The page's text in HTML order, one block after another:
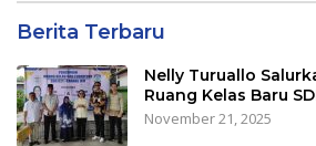
Berita Terbaru
Nelly Turuallo
Ruang Kelas Baru
November 21, 2025